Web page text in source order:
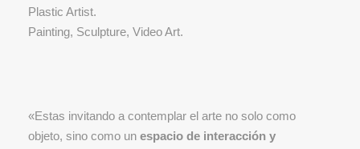
Plastic Artist.
Painting, Sculpture, Video Art.
«Estas invitando a contemplar el arte no solo como
objeto, sino como un espacio de interacción y